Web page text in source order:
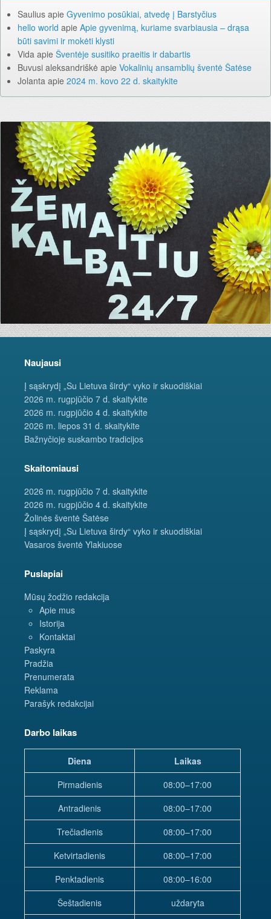
Saulius apie Gyvenimo posūkiai, atvedę į Barstyčius
hello world apie Apie gyvenimą, kuriame svarbiausia – drąsa
būti savimi ir mokėti klysti
Vida apie Šventėje susitiko praeitis ir dabartis
Buvusi aleksandriškė apie Vokalinių ansamblių šventė Šatėse
Jolanta apie 2024 m. kovo 22 d. skaitykite
Naujausi
Į sąskrydį „Su Lietuva širdy“ vyko ir skuodiškiai
2026 m. rugpjūčio 7 d. skaitykite
2026 m. rugpjūčio 4 d. skaitykite
2026 m. liepos 31 d. skaitykite
Bažnyčioje suskambo tradicijos
Skaitomiausi
2026 m. rugpjūčio 7 d. skaitykite
2026 m. rugpjūčio 4 d. skaitykite
Žolinės šventė Šatėse
Į sąskrydį „Su Lietuva širdy“ vyko ir skuodiškiai
Vasaros šventė Ylakiuose
Puslapiai
Mūsų žodžio redakcija
Apie mus
Istorija
Kontaktai
Paskyra
Pradžia
Prenumerata
Reklama
Parašyk redakcijai
Darbo laikas
Diena
Laikas
Pirmadienis
08:00–17:00
Antradienis
08:00–17:00
Trečiadienis
08:00–17:00
Ketvirtadienis
08:00–17:00
Penktadienis
08:00–16:00
Šeštadienis
uždaryta